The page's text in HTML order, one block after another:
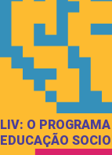
LIV: O
EDUCAÇÃO